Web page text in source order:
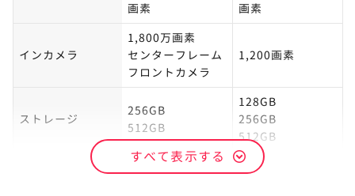
画素
画素
インカメラ
1,800万画素
センターフレーム
フロントカ メ ラ
1,200画素
ストレージ
256GB
512GB
128GB
256GB
512GB
A19チップ A18チップ
すべて表示する